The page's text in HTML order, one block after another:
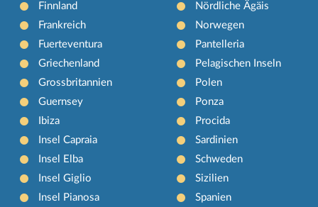
Finnland
Frankreich
Fuerteventura
Griechenland
Grossbritannien
Guernsey
Ibiza
Insel Capraia
Insel Elba
Insel Giglio
Insel Pianosa
Nördliche Ägäis
Norwegen
Pantelleria
Pelagischen Inseln
Polen
Ponza
Procida
Sardinien
Schweden
Sizilien
Spanien